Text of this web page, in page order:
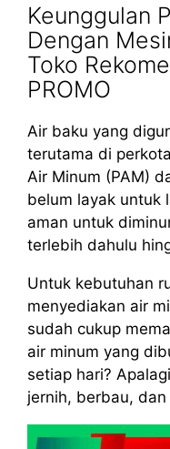
Keunggulan
Dengan
Toko
PROMO
Air baku yang
terutama di
Air Minum (PAM)
belum layak untuk
aman untuk
terlebih dahulu
Untuk kebutuhan
menyediakan air
sudah cukup
air minum yang
setiap hari?
jernih, berbau,